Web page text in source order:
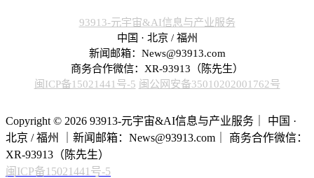
93913-元宇宙&AI信息与产业服务
中国 · 北京 / 福州
新闻邮箱：News@93913.com
商务合作微信：XR-93913（陈先生）
闽ICP备15021441号-5 闽公网安备35010202001762号
Copyright © 2026 93913-元宇宙&AI信息与产业服务｜ 中国 ·
北京 / 福州 ｜新闻邮箱：News@93913.com｜ 商务合作微信：
XR-93913（陈先生）
闽ICP备15021441号-5